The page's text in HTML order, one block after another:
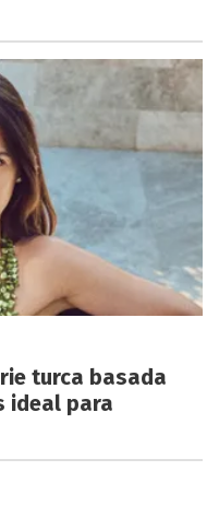
turca basada
ideal para